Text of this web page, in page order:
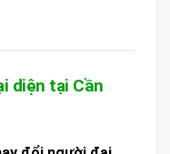
diện tại Cần